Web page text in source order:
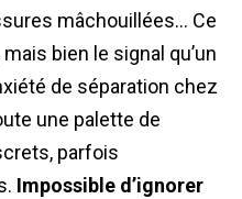
mâchouillées… Ce
bien le signal qu’un
de séparation chez
une palette de
parfois
Impossible d’ignorer